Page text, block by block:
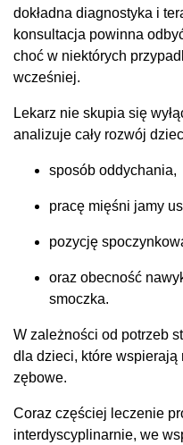
dokładna diagnostyka i
konsultacja powinna
choć w niektórych
wcześniej.
Lekarz nie skupia się
analizuje cały rozwój
sposób oddychania,
pracę mięśni jamy
pozycję
oraz obecność
smoczka.
W zależności od potrzeb
dla dzieci, które wspierają
zębowe.
Coraz częściej leczenie
interdyscyplinarnie, we